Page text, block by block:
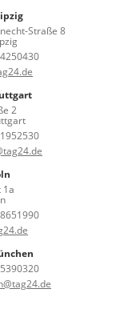
Straße 8
2
1a